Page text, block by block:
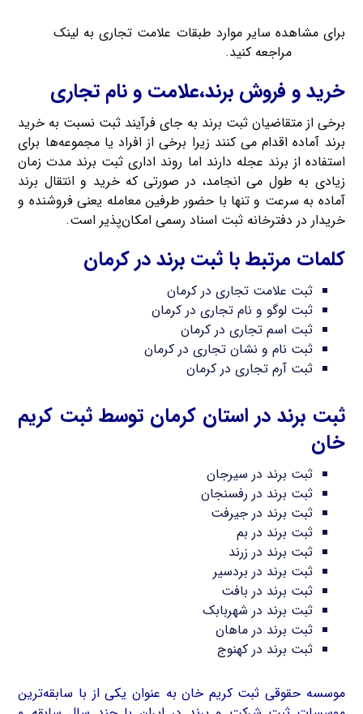
برای مشاهده سایر موارد طبقات علامت تجاری به لینک
مراجعه کنید.
خرید و فروش برند،علامت و نام تجاری
برخی از متقاضیان ثبت برند به جای فرآیند ثبت نسبت به خرید
برند آماده اقدام می کنند زیرا برخی از افراد یا مجموعه‌ها برای
استفاده از برند عجله دارند اما روند اداری ثبت برند مدت زمان
زیادی به طول می انجامد، در صورتی که خرید و انتقال برند
آماده به سرعت و تنها با حضور طرفین معامله یعنی فروشنده و
خریدار در دفترخانه ثبت اسناد رسمی امکان‌پذیر است.
کلمات مرتبط با ثبت برند در کرمان
ثبت علامت تجاری در کرمان
ثبت لوگو و نام تجاری در کرمان
ثبت اسم تجاری در کرمان
ثبت نام و نشان تجاری در کرمان
ثبت آرم تجاری در کرمان
ثبت برند در استان کرمان توسط ثبت کریم
خان
ثبت برند در سیرجان
ثبت برند در رفسنجان
ثبت برند در جیرفت
ثبت برند در بم
ثبت برند در زرند
ثبت برند در بردسیر
ثبت برند در بافت
ثبت برند در شهربابک
ثبت برند در ماهان
ثبت برند در کهنوج
موسسه حقوقی ثبت کریم خان به عنوان یکی از با سابقه‌ترین